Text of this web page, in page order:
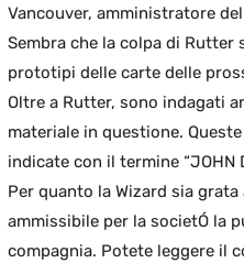
Vancouver, amministratore
Sembra che la colpa di
prototipi delle carte delle
Oltre a Rutter, sono indagati
materiale in questione.
indicate con il termine “JOHN
Per quanto la Wizard sia
ammissibile per la societÓ la
compagnia. Potete leggere il